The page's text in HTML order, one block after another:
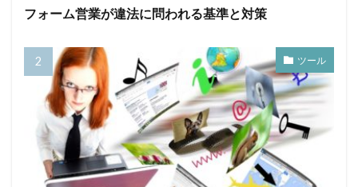
フォーム営業が違法に問われる基準と対策
ツール